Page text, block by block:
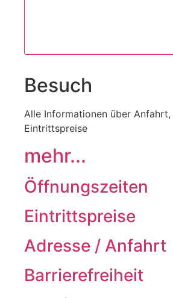
Besuch
Alle Informationen über
Eintrittspreise
mehr...
Öffnungszeiten
Eintrittspreise
Adresse / Anfahrt
Barrierefreiheit